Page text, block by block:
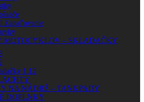
Zapaľovanie
MOTOCYKLOV – SKLADAČKY
1:12
NA NÁDRŽ – TANKPADY
DOPLNKY